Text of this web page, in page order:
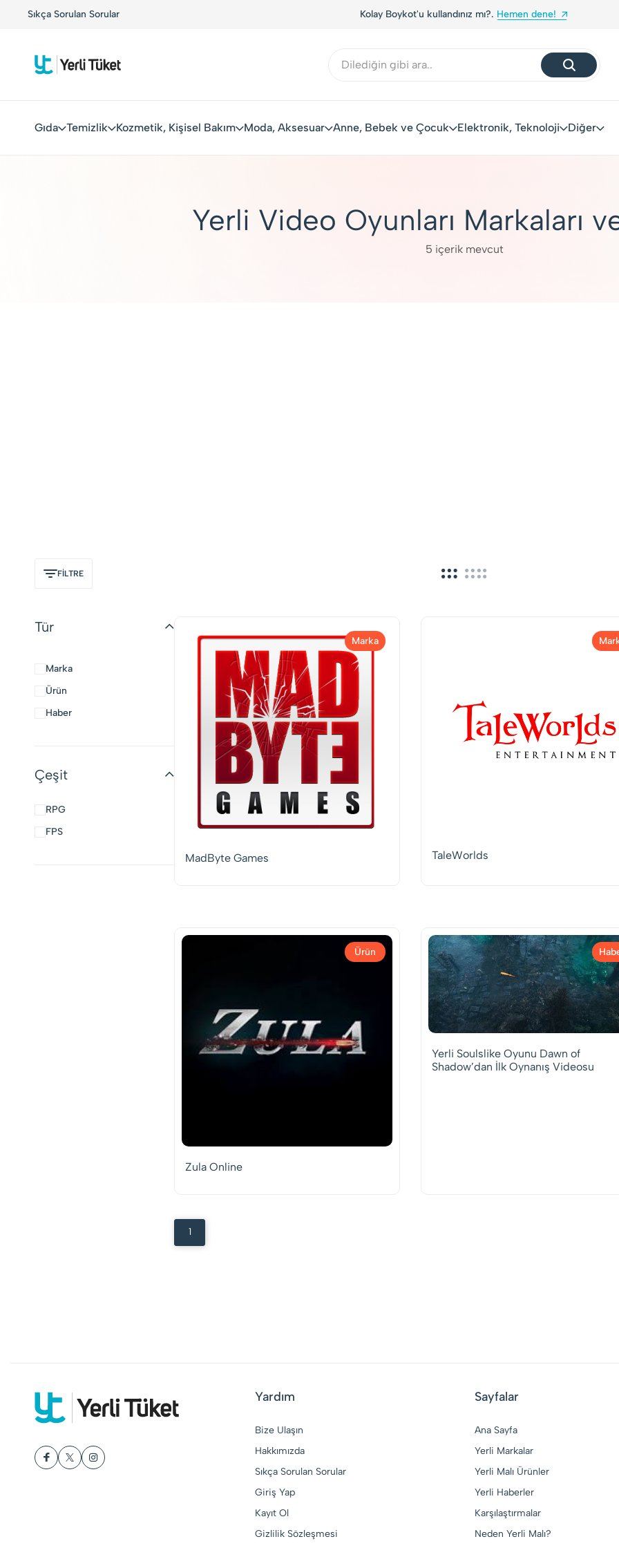
Sıkça Sorulan Sorular
Buluşuyor! Yerli Tüketiciler, Yerli Markalarla Buluşuyor!
Gıda Temizlik Kozmetik, Kişisel Bakım Moda, Aksesuar Anne, Bebek ve Çocuk Elektronik, Teknoloji Diğer
Yerli Video Oyunları Markaları
5 içerik mevcut
FİLTRE
Tür
Marka
Ürün
Haber
Çeşit
RPG
FPS
Marka
MadByte Games TaleWorlds
Ürün
Zula Online
Yerli Soulslike Oyunu Dawn of
Shadow’dan İlk Oynanış Videosu
1
Yardım
Bize Ulaşın
Hakkımızda
Sıkça Sorulan Sorular
Giriş Yap
Kayıt Ol
Gizlilik Sözleşmesi
Sayfalar
Ana Sayfa
Yerli Markalar
Yerli Malı Ürünler
Yerli Haberler
Karşılaştırmalar
Neden Yerli Malı?